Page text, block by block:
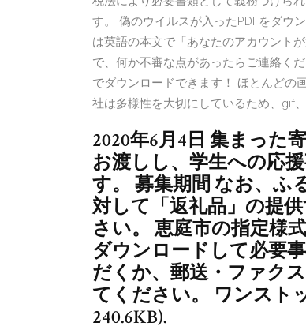
す。 偽のウイルスが入ったPDFをダウ
は英語の本文で「あなたのアカウント
で、何か不審な点があったらご連絡く
でダウンロードできます！ ほとんどの
社は多様性を大切にしているため、gif
2020年6月4日 集まった
お渡しし、学生への応
す。 募集期間 なお、ふ
対して「返礼品」の提
さい。 恵庭市の指定様
ダウンロードして必要
だくか、郵送・ファク
てください。 ワンスト
240.6KB).